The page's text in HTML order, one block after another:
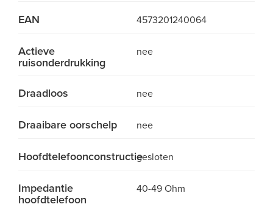
EAN 4573201240064
Actieve
ruisonderdrukking
nee
Draadloos nee
Draaibare oorschelp nee
Hoofdtelefoonconstructiegesloten
Impedantie
hoofdtelefoon
40-49 Ohm